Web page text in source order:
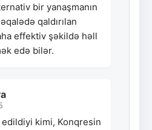
bir yanaşmanın
qaldırılan
effektiv şəkildə həll
edə bilər.
kimi, Konqresin